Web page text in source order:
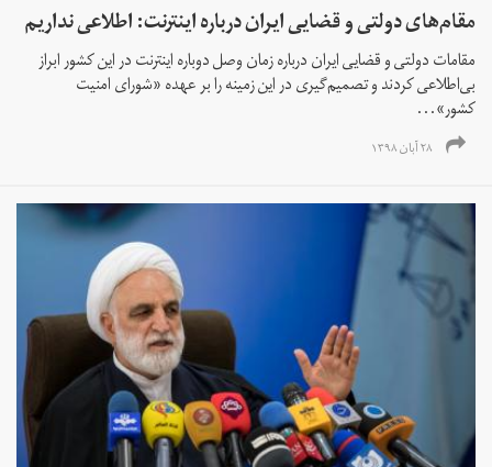
مقام‌های دولتی و قضایی ایران درباره اینترنت: اطلاعی نداریم
مقامات دولتی و قضایی ایران درباره زمان وصل دوباره اینترنت در این کشور ابراز
بی‌اطلاعی کردند و تصمیم‌گیری در این زمینه را بر عهده «شورای امنیت
کشور»...
۲۸ آبان ۱۳۹۸